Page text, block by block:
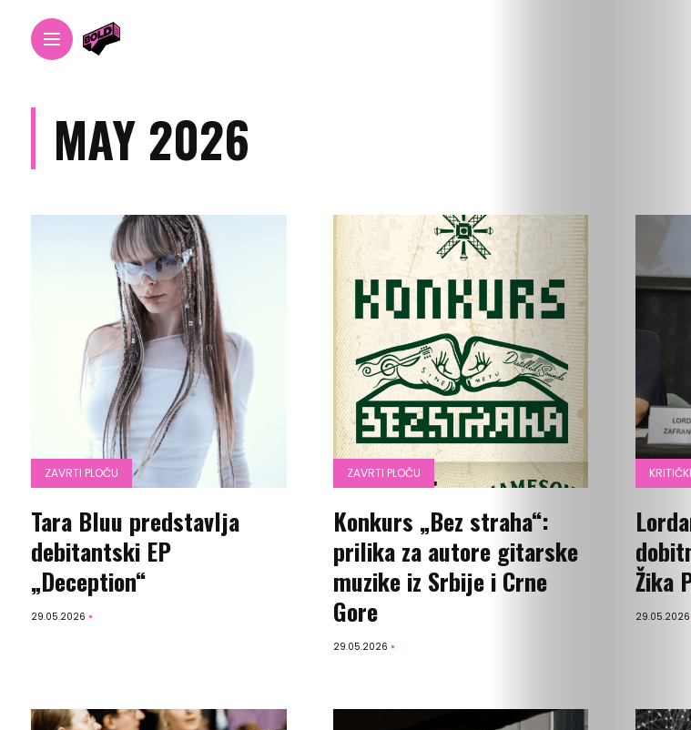
MAY 2026
ZAVRTI PLOČU
Tara Bluu predstavlja
debitantski EP
„Deception“
29.05.2026
ZAVRTI PLOČU
Konkurs „Bez straha“:
prilika za autore gitarske
muzike iz Srbije i Crne
Gore
29.05.2026
Žika
29.05.2026